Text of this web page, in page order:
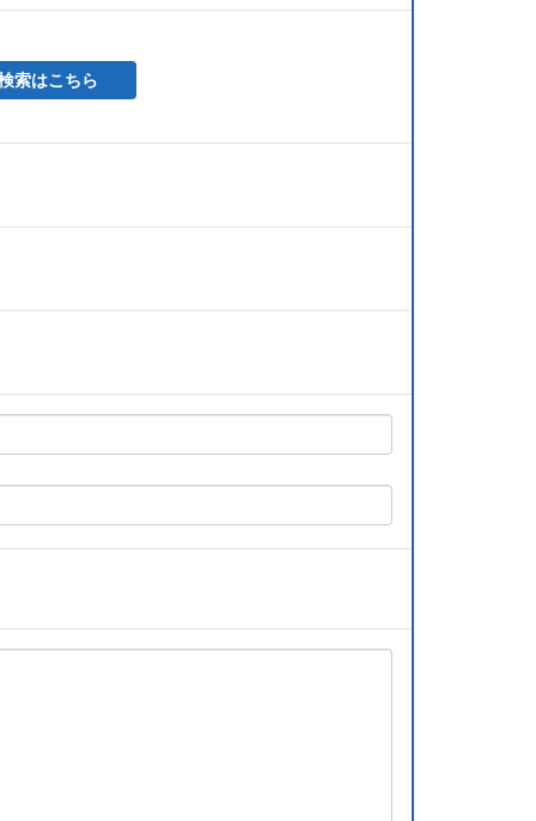
索はこちら